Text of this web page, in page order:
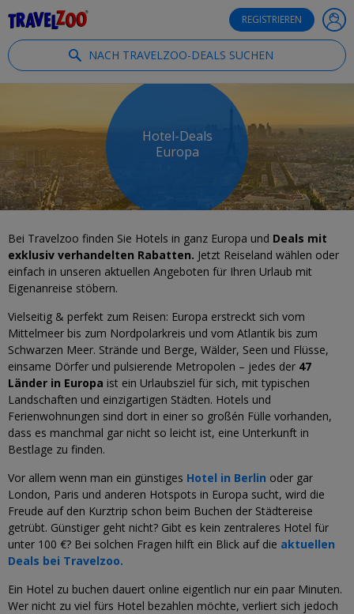
REGISTRIEREN
NACH TRAVELZOO-DEALS SUCHEN
Hotel-Deals
Europa
Bei Travelzoo finden Sie Hotels in ganz Europa und Deals mit
exklusiv verhandelten Rabatten. Jetzt Reiseland wählen oder
einfach in unseren aktuellen Angeboten für Ihren Urlaub mit
Eigenanreise stöbern.
Vielseitig & perfekt zum Reisen: Europa erstreckt sich vom
Mittelmeer bis zum Nordpolarkreis und vom Atlantik bis zum
Schwarzen Meer. Strände und Berge, Wälder, Seen und Flüsse,
einsame Dörfer und pulsierende Metropolen – jedes der 47
Länder in Europa ist ein Urlaubsziel für sich, mit typischen
Landschaften und einzigartigen Städten. Hotels und
Ferienwohnungen sind dort in einer so großén Fülle vorhanden,
dass es manchmal gar nicht so leicht ist, eine Unterkunft in
Bestlage zu finden.
Vor allem wenn man ein günstiges Hotel in Berlin oder gar
London, Paris und anderen Hotspots in Europa sucht, wird die
Freude auf den Kurztrip schon beim Buchen der Städtereise
getrübt. Günstiger geht nicht? Gibt es kein zentraleres Hotel für
unter 100 €? Bei solchen Fragen hilft ein Blick auf die aktuellen
Deals bei Travelzoo.
Ein Hotel zu buchen dauert online eigentlich nur ein paar Minuten.
Wer nicht zu viel fürs Hotel bezahlen möchte, verliert sich jedoch